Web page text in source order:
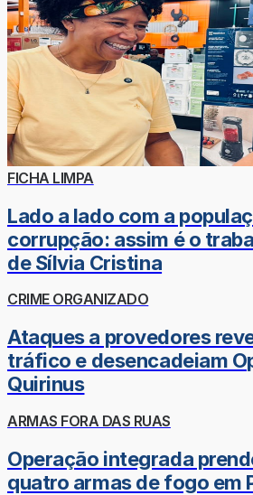
FICHA LIMPA
Lado a lado com a
corrupção: assim é o
de Sílvia Cristina
CRIME ORGANIZADO
Ataques a provedores
tráfico e desencadeiam
Quirinus
ARMAS FORA DAS RUAS
Operação integrada
quatro armas de fogo em